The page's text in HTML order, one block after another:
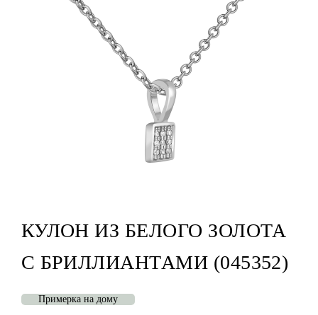
КУЛОН ИЗ БЕЛОГО ЗОЛОТА
С БРИЛЛИАНТАМИ (045352)
Примерка на дому